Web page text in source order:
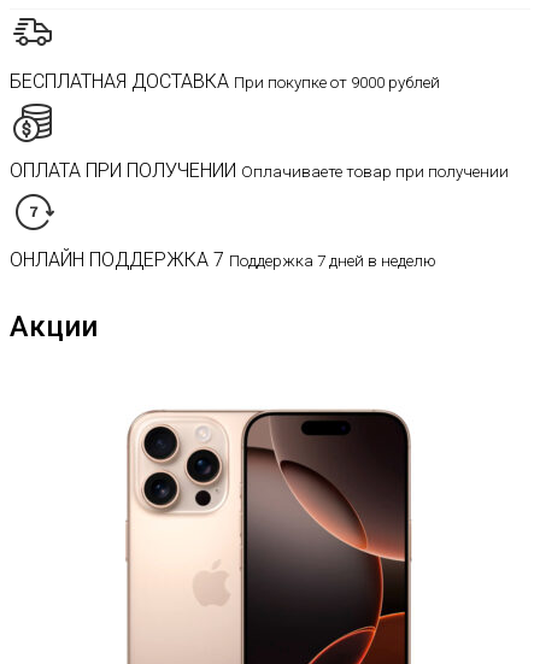
БЕСПЛАТНАЯ ДОСТАВКА При покупке от 9000 рублей
ОПЛАТА ПРИ ПОЛУЧЕНИИ Оплачиваете товар при получении
ОНЛАЙН ПОДДЕРЖКА 7 Поддержка 7 дней в неделю
Акции